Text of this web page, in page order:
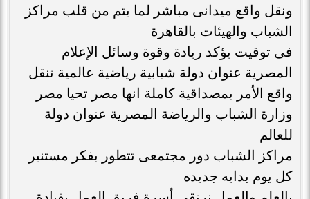
ونقل واقع ميدانى مباشر لما يتم من قلب مراكز
الشباب والهيئات بالقاهرة
فى توقيت يؤكد ريادة وقوة وسائل الإعلام
المصرية عنوان دولة شبابية رياضية عالمية تنقل
واقع الأمر بمصداقية كاملة انها مصر تحيا مصر
وزارة الشباب والرياضة المصرية عنوان دولة
للعالم
مراكز الشباب دور مجتمعى تتطور بفكر مستنير
كل يوم بدايه جديده